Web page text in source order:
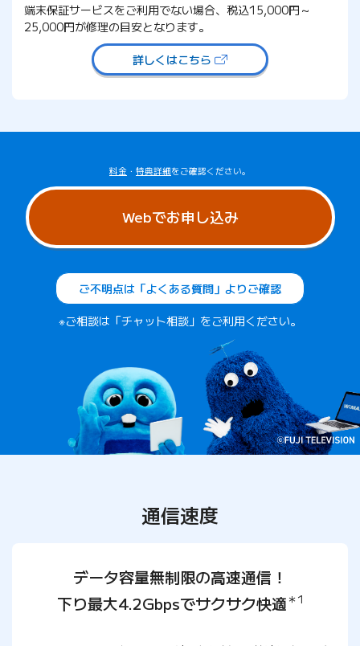
端末保証サービスをご利用でない場合、 税込15,000円～
25,000円が修理の目安となります。
詳しくはこちら（新しいタブで開きます）
料金 ・ 特典詳細をご確認ください。
Webでお申し込み
ご不明点は「よくある質問」よりご確認
※ご相談は「チャット相談」をご利用ください。
通信速度
データ容量無制限の高速通信！
下り最大4.2Gbpsでサクサク快適 ＊1